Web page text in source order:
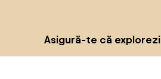
Asigură-te că explorezi